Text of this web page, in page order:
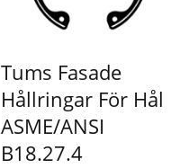
Tums Fasade
Hållringar För Hål
ASME/ANSI
B18.27.4